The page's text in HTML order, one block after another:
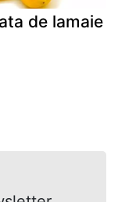
de lamaie